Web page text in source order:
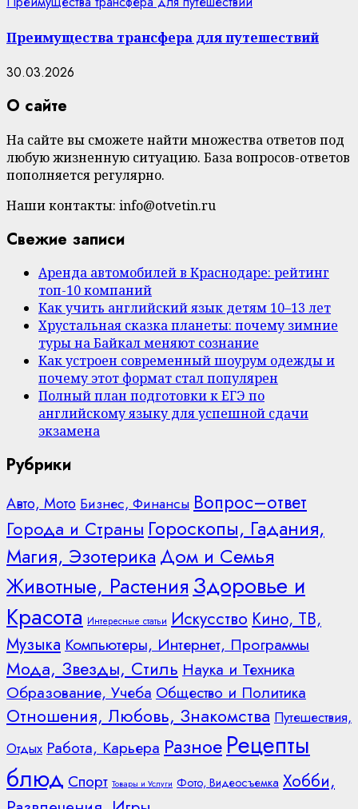
Преимущества трансфера для путешествий
30.03.2026
О сайте
На сайте вы сможете найти множества ответов под
любую жизненную ситуацию. База вопросов-ответов
пополняется регулярно.
Наши контакты: info@otvetin.ru
Свежие записи
Аренда автомобилей в Краснодаре: рейтинг
топ-10 компаний
Как учить английский язык детям 10–13 лет
Хрустальная сказка планеты: почему зимние
туры на Байкал меняют сознание
Как устроен современный шоурум одежды и
почему этот формат стал популярен
Полный план подготовки к ЕГЭ по
английскому языку для успешной сдачи
экзамена
Рубрики
Авто, МотоБизнес, Финансы Вопрос–ответ
Города и Страны Гороскопы, Гадания,
Магия, Эзотерика Дом и Семья
Животные, Растения Здоровье и
Красота Интересные статьи Искусство Кино, ТВ,
Музыка Компьютеры, Интернет, Программы
Мода, Звезды, Стиль Наука и Техника
Образование, Учеба Общество и Политика
Отношения, Любовь, Знакомства Путешествия,
Отдых Работа, Карьера Разное Рецепты
блюд Спорт Товары и Услуги Фото, Видеосъемка Хобби,